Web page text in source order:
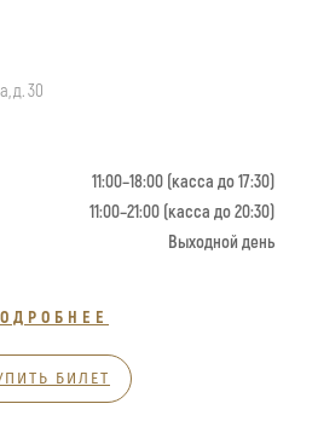
д. 30
11:00–18:00 (касса до 17:30)
11:00–21:00 (касса до 20:30)
Выходной день
БИЛЕТ